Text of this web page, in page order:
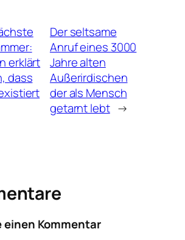
erklärt
dass
Der seltsame
Anruf eines 3000
Jahre alten
Außerirdischen
der als Mensch
getarnt lebt →
einen Kommentar